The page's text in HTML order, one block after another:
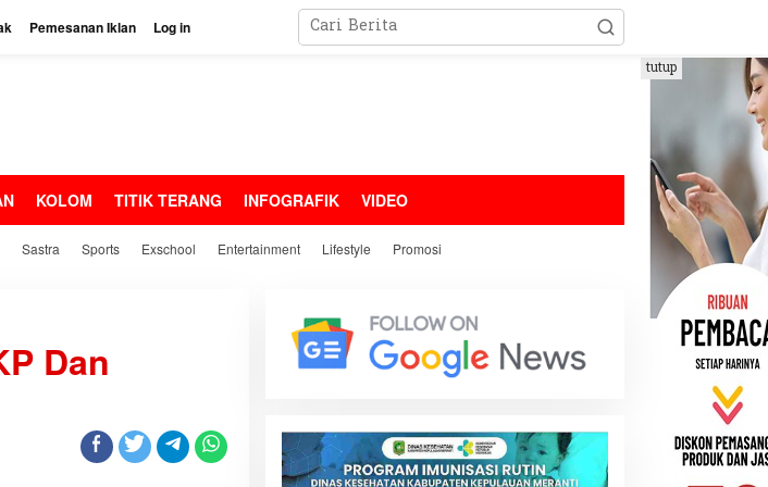
Pemesanan Iklan Log in
KOLOM TITIK TERANG INFOGRAFIK VIDEO
Sastra Sports Exschool Entertainment Lifestyle Promosi
tutup
Dan